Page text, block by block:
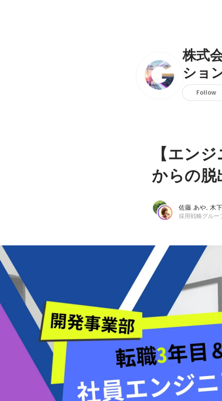
株式
ショ
Follow
【エン
からの
佐藤 あや, 木
佐藤 あや
株式会社ガイアコミュニケーションズ / 採用戦略グループ